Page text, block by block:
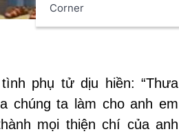
Corner
phụ tử dịu hiền: “Thưa
chúng ta làm cho anh em
mọi thiện chí của anh